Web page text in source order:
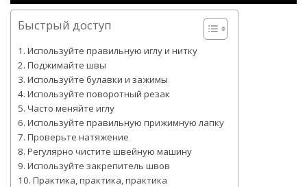
Быстрый доступ
Используйте правильную иглу и нитку
Поджимайте швы
Используйте булавки и зажимы
Используйте поворотный резак
Часто меняйте иглу
Используйте правильную прижимную лапку
Проверьте натяжение
Регулярно чистите швейную машину
Используйте закрепитель швов
Практика, практика, практика